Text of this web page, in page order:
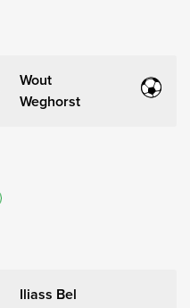
Wout
Weghorst
Iliass Bel